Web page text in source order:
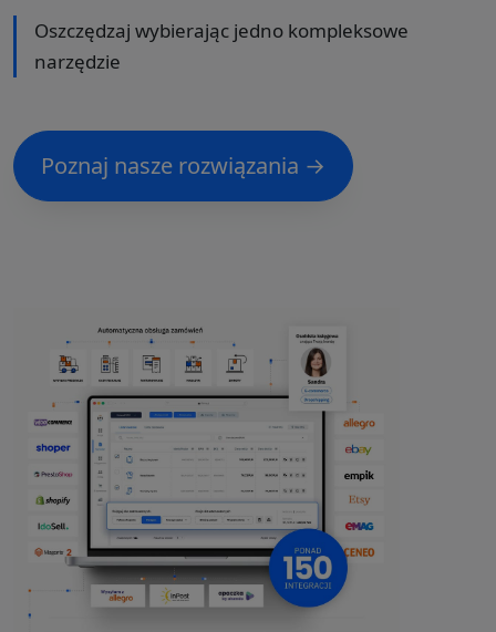
Oszczędzaj wybierając jedno kompleksowe
narzędzie
Poznaj nasze rozwiązania →